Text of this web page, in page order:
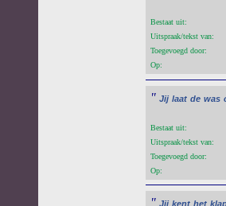
Bestaat uit:
Uitspraak/tekst van:
Toegevoegd door:
Op:
" Jij laat de was
Bestaat uit:
Uitspraak/tekst van:
Toegevoegd door:
Op:
" Jij kent het